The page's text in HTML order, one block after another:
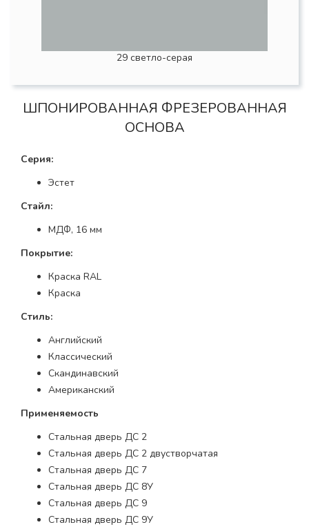
29 светло-серая
ШПОНИРОВАННАЯ ФРЕЗЕРОВАННАЯ
ОСНОВА
Серия:
Эстет
Стайл:
МДФ, 16 мм
Покрытие:
Краска RAL
Краска
Стиль:
Английский
Классический
Скандинавский
Американский
Применяемость
Стальная дверь ДС 2
Стальная дверь ДС 2 двустворчатая
Стальная дверь ДС 7
Стальная дверь ДС 8У
Стальная дверь ДС 9
Стальная дверь ДС 9У